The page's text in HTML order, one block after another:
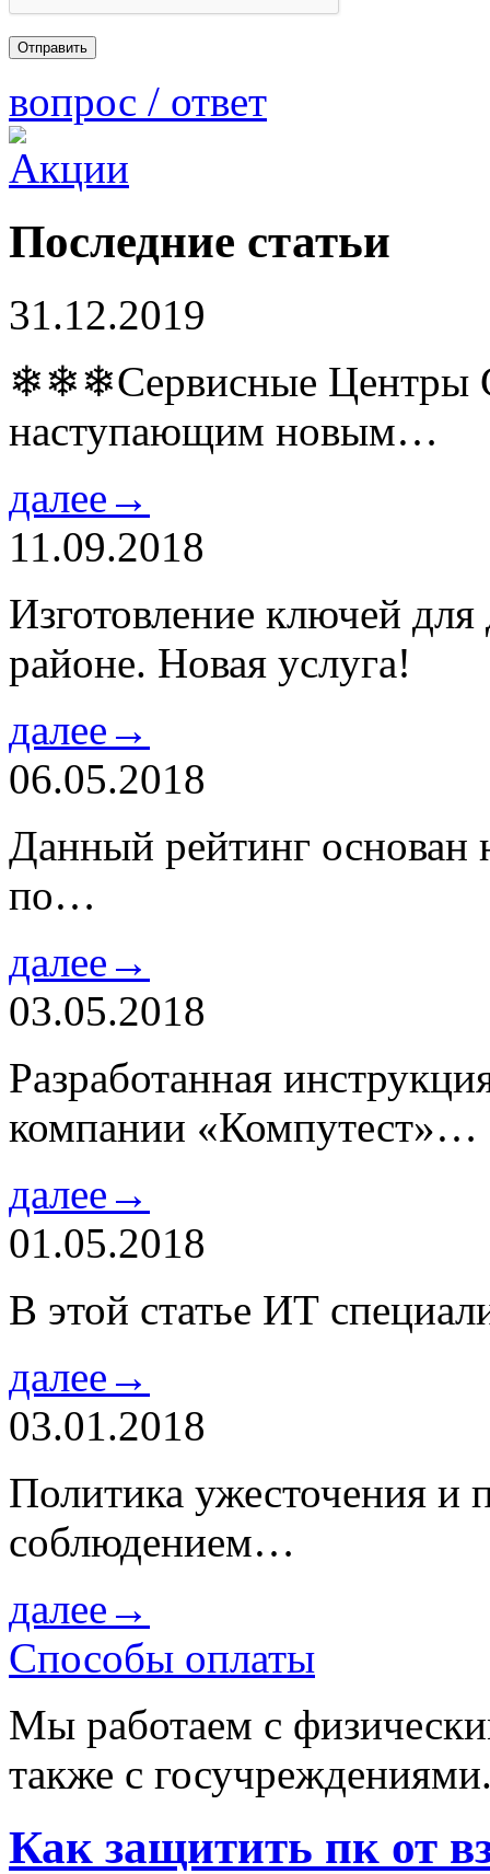
вопрос / ответ
Последние статьи
31.12.2019
❄❄❄Сервисные Центры
наступающим новым…
далее→
11.09.2018
Изготовление ключей
районе. Новая услуга!
далее→
06.05.2018
Данный рейтинг основан
по…
далее→
03.05.2018
Разработанная
компании «Компутест»…
далее→
01.05.2018
В этой статье ИТ
далее→
03.01.2018
Политика ужесточения и
соблюдением…
далее→
Способы оплаты
Мы работаем с
также с
Как защитить пк от